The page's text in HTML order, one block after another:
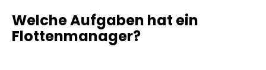
Welche Aufgaben hat ein
Flottenmanager?